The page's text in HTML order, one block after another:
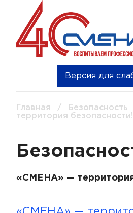
Версия для
Главная / Безопасность
территория безопасности!
«СМЕНА» —